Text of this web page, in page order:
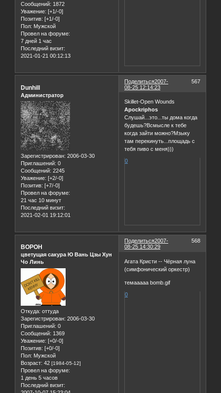
Сообщений: 1872
Уважение: [+1/-0]
Позитив: [+1/-0]
Пол: Мужской
Провел на форуме:
7 дней 1 час
Последний визит:
2021-01-21 00:12:13
Поделиться 567
2007-
08-25 12:14:23
Dunhill
Администратор
Зарегистрирован: 2006-03-30
Приглашений: 0
Сообщений: 2245
Уважение: [+2/-0]
Позитив: [+7/-0]
Провел на форуме:
21 час 10 минут
Последний визит:
2021-02-01 19:12:01
Skillet-Open Wounds
Apockriphos
Слушай...это...ты дома когда
будешь?Всмысле к тебе
когда зайти можно?Мзыку
там перекинуть...площадь с
тебя пиво с меня)))
0
Поделиться 568
2007-
08-25 14:30:29
BOPOH
цветущая сакура Ю Вань Цзы Хун
Чо Линь
Откуда: оттуда
Зарегистрирован: 2006-03-30
Приглашений: 0
Сообщений: 1369
Уважение: [+0/-0]
Позитив: [+0/-0]
Пол: Мужской
Возраст: 42 [1984-05-12]
Провел на форуме:
1 день 5 часов
Последний визит:
Агата Кристи -- Чёрная луна
(симфонический оркестр)
темааааа bomb.gif
0